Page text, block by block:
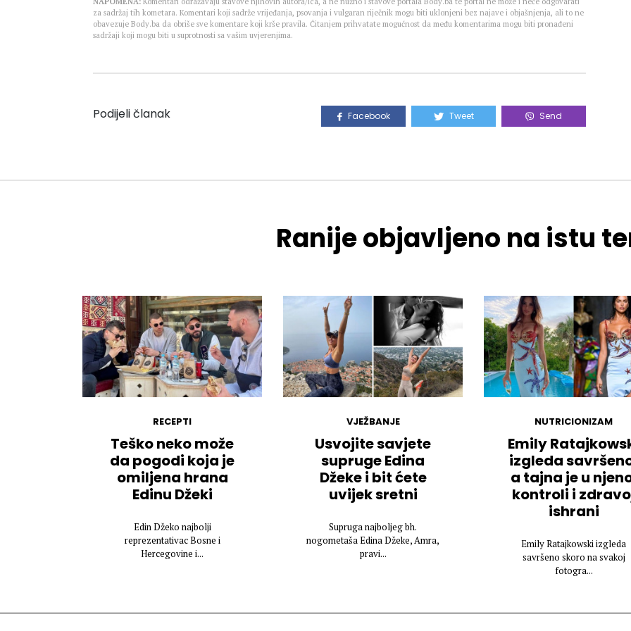
za sadržaj tih kometara. Komentari koji sadrže vrijeđanja, psovanja i vulgaran riječnik mogu biti uklonjeni bez najave i objašnjenja, ali to ne
obavezuje Body.ba da obriše sve komentare koji krše pravila. Čitanjem prihvatate mogućnost da među komentarima mogu biti pronađeni
sadržaji koji mogu biti u suprotnosti sa vašim uvjerenjima.
Podijeli članak Facebook Tweet Send
Ranije objavljeno na istu
RECEPTI
Teško neko može
da pogodi koja je
omiljena hrana
Edinu Džeki
Edin Džeko najbolji
reprezentativac Bosne i
Hercegovine i...
VJEŽBANJE
Usvojite savjete
supruge Edina
Džeke i bit ćete
uvijek sretni
Supruga najboljeg bh.
nogometaša Edina Džeke, Amra,
pravi...
NUTRICIONIZAM
Emily
izgleda
a tajna je u
kontroli i
ishrani
Emily Ratajkowski izgleda
savršeno skoro na svakoj
fotogra...